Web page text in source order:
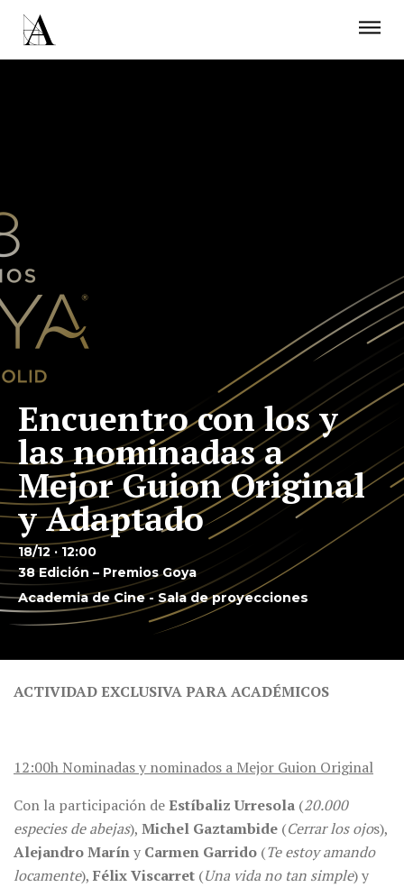
Encuentro con los y
las nominadas a
Mejor Guion Original
y Adaptado
18/12 · 12:00
38 Edición – Premios Goya
Academia de Cine - Sala de proyecciones
ACTIVIDAD EXCLUSIVA PARA ACADÉMICOS
12:00h Nominadas y nominados a Mejor Guion Original
Con la participación deEstíbaliz Urresola (20.000
especies de abejas), Michel Gaztambide (Cerrar los ojos),
Alejandro Maríny Carmen Garrido (Te estoy amando
locamente), Félix Viscarret (Una vida no tan simple) y